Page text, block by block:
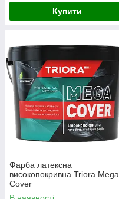
Купити
Фарба латексна
високопокривна Triora Mega
Cover